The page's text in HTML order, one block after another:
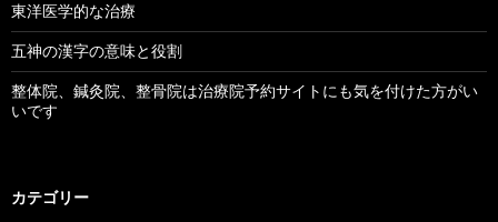
東洋医学的な治療
五神の漢字の意味と役割
整体院、鍼灸院、整骨院は治療院予約サイトにも気を付けた方がい
いです
カテゴリー